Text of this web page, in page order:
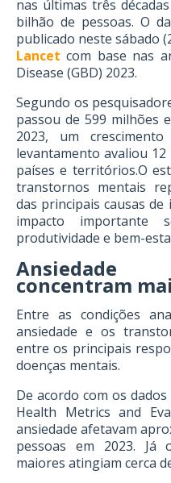
nas últimas três
bilhão de pessoas. O
publicado neste sábado
Lancet com base nas
Disease (GBD) 2023.
Segundo os
passou de 599 milhões
2023, um
levantamento avaliou
países e territórios.O
transtornos mentais
das principais causas de
impacto importante
produtividade e bem-
concentram
Entre as condições
ansiedade e os
entre os principais
doenças mentais.
De acordo com os
Health Metrics and
ansiedade afetavam
pessoas em 2023. Já
maiores atingiam cerca